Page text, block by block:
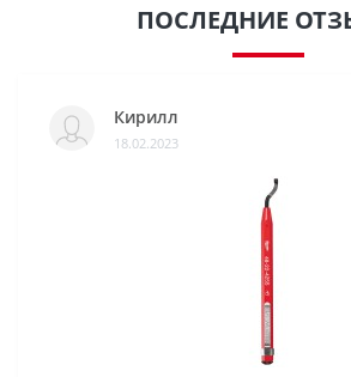
ПОСЛЕДНИЕ
Кирилл
18.02.2023